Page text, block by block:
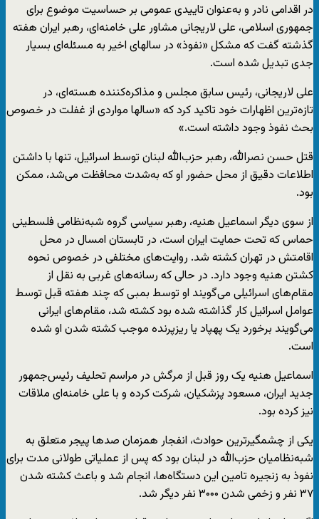
در اقدامی نادر و به‌عنوان تاییدی عمومی بر حساسیت موضوع برای
جمهوری اسلامی، علی لاریجانی مشاور علی خامنه‌ای، رهبر ایران هفته
گذشته گفت که مشکل «نفوذ» در سالهای اخیر به مسئله‌ای بسیار
جدی تبدیل شده است.
علی لاریجانی، رئیس سابق مجلس و مذاکره‌کننده هسته‌ای، در
تازه‌ترین اظهارات خود تاکید کرد که «سالها مواردی از غفلت در خصوص
بحث نفوذ وجود داشته است.»
قتل حسن نصرالله، رهبر حزب‌الله لبنان توسط اسرائیل، تنها با داشتن
اطلاعات دقیق از محل حضور او که به‌شدت محافظت می‌شد، ممکن
بود.
از سوی دیگر اسماعیل هنیه، رهبر سیاسی گروه شبه‌نظامی فلسطینی
حماس که تحت حمایت ایران است، در تابستان امسال در محل
اقامتش در تهران کشته شد. روایت‌های مختلفی در خصوص نحوه
کشتن هنیه وجود دارد. در حالی که رسانه‌های غربی به نقل از
مقام‌های اسرائیلی می‌گویند او توسط بمبی که چند هفته قبل توسط
عوامل اسرائیل کار گذاشته شده بود کشته شد، مقام‌های ایرانی
می‌گویند برخورد یک پهپاد یا ریزپرنده موجب کشته شدن او شده
است.
اسماعیل هنیه یک روز قبل از مرگش در مراسم تحلیف رئیس‌جمهور
جدید ایران، مسعود پزشکیان، شرکت کرده و با علی خامنه‌ای ملاقات
نیز کرده بود.
یکی از چشمگیرترین حوادث، انفجار همزمان صدها پیجر متعلق به
شبه‌نظامیان حزب‌الله در لبنان بود که پس از عملیاتی طولانی مدت برای
نفوذ به زنجیره تامین این دستگاه‌ها، انجام شد و باعث کشته شدن
۳۷ نفر و زخمی شدن ۳۰۰۰ نفر دیگر شد.